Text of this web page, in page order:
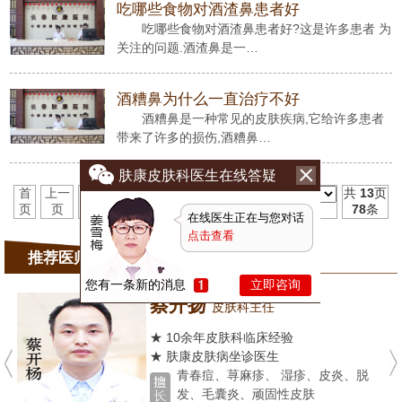
吃哪些食物对酒渣鼻患者好
吃哪些食物对酒渣鼻患者好?这是许多患者 为
关注的问题.酒渣鼻是一…
酒糟鼻为什么一直治疗不好
酒糟鼻是一种常见的皮肤疾病,它给许多患者
带来了许多的损伤,酒糟鼻…
首
页
上一
页
1 2 3 4 5 6 7 8 9 10 11 下一
页
末
页
共 13页
78条
推荐医师
蔡开扬皮肤科主任
★ 10余年皮肤科临床经验
★ 肤康皮肤病坐诊医生
青春痘、荨麻疹、 湿疹、皮炎、脱
发、毛囊炎、顽固性皮肤
肤康皮肤科医生在线答疑
在线医生正在与您对话
点击查看
您有一条新的消息 立即咨询